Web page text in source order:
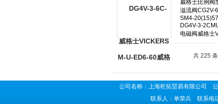
共 225
公司名称：上海乾拓贸易有限公司
联系人：单荣兵 联系电